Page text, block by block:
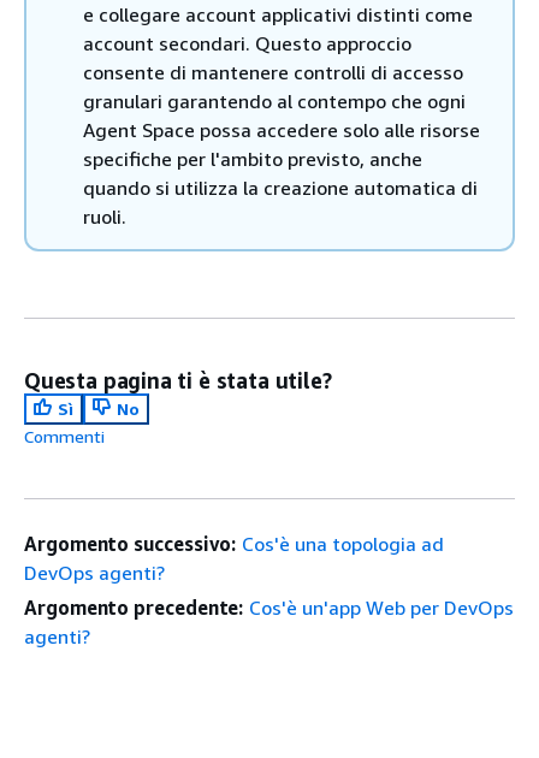
e collegare account applicativi distinti come
account secondari. Questo approccio
consente di mantenere controlli di accesso
granulari garantendo al contempo che ogni
Agent Space possa accedere solo alle risorse
specifiche per l'ambito previsto, anche
quando si utilizza la creazione automatica di
ruoli.
Questa pagina ti è stata utile?
Sì
No
Commenti
Argomento successivo: Cos'è una topologia ad
DevOps agenti?
Argomento precedente: Cos'è un'app Web per DevOps
agenti?